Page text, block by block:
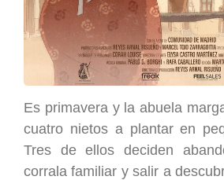
Es primavera y la abuela
cuatro nietos a plantar en
Tres de ellos deciden
corrala familiar y salir a